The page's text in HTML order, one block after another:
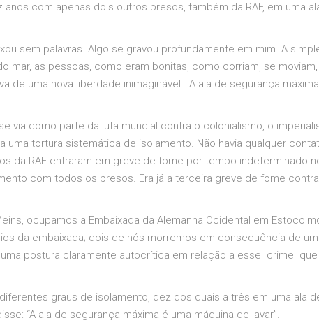
com apenas dois outros presos, também da RAF, em uma
sem palavras. Algo se gravou profundamente em mim. A
mar, as pessoas, como eram bonitas, como corriam, se
de uma nova liberdade inimaginável. A ala de segurança
via como parte da luta mundial contra o colonialismo, o
tortura sistemática de isolamento. Não havia qualquer
da RAF entraram em greve de fome por tempo indeterminado
com todos os presos. Era já a terceira greve de fome
ocupamos a Embaixada da Alemanha Ocidental em
da embaixada; dois de nós morremos em consequência de
postura claramente autocrítica em relação a esse crime
graus de isolamento, dez dos quais a três em uma ala
“A ala de segurança máxima é uma máquina de lavar”.